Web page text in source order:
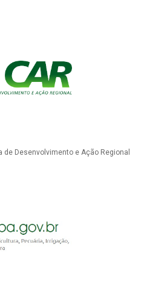
de Desenvolvimento e Ação Regional